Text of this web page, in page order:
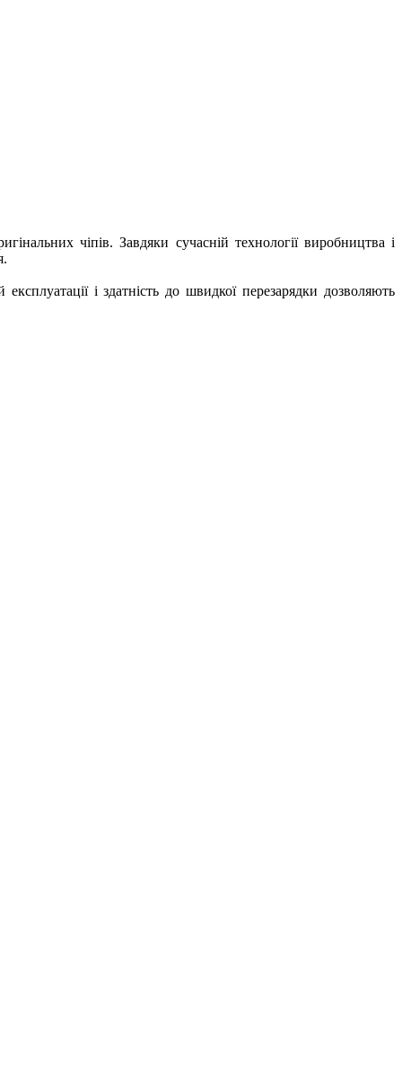
чіпів. Завдяки сучасній технології виробництва і
і здатність до швидкої перезарядки дозволяють